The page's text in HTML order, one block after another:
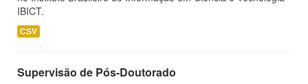
IBICT.
CSV
Supervisão de Pós-Doutorado